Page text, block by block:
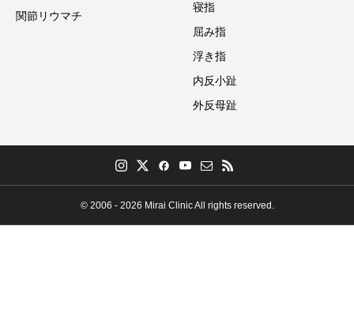
関節リウマチ
寝指
屈み指
浮き指
内反小趾
外反母趾
© 2006 - 2026 Mirai Clinic All rights reserved.